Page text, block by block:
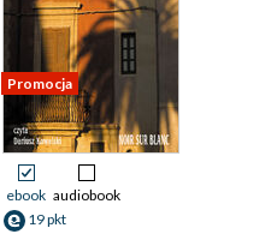
Promocja
ebook audiobook
19 pkt